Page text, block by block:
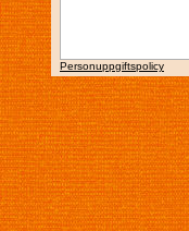
Personuppgiftspolicy